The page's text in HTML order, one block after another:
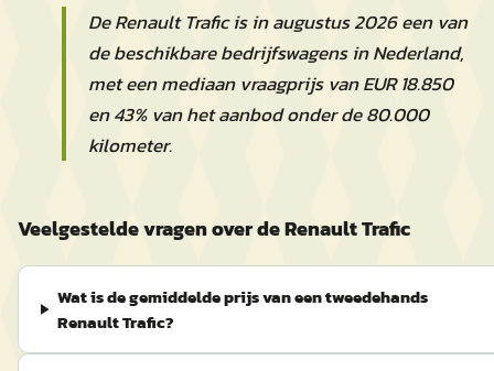
De Renault Trafic is in augustus 2026 een van
de beschikbare bedrijfswagens in Nederland,
met een mediaan vraagprijs van EUR 18.850
en 43% van het aanbod onder de 80.000
kilometer.
Veelgestelde vragen over de Renault Trafic
Wat is de gemiddelde prijs van een tweedehands
Renault Trafic?